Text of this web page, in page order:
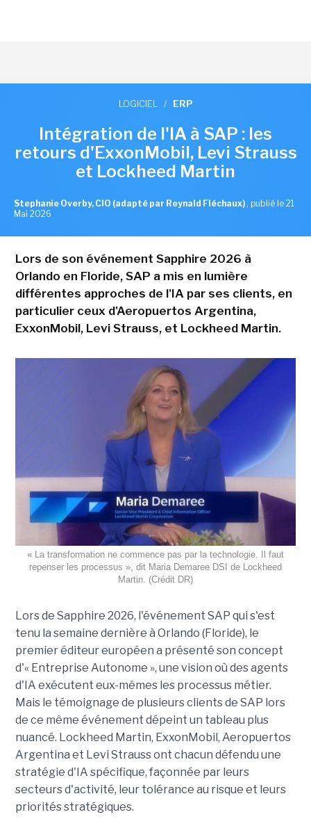
LOGICIEL / ERP
Intégration de l'IA à SAP : les
retours d'ExxonMobil, Levi Strauss
et Lockheed Martin
Stephanie Overby, CIO (adapté par Reynald Fléchaux) , publié le 21
Mai 2026
Lors de son événement Sapphire 2026 à
Orlando en Floride, SAP a mis en lumière
différentes approches de l'IA par ses clients, en
particulier ceux d'Aeropuertos Argentina,
ExxonMobil, Levi Strauss, et Lockheed Martin.
« La transformation ne commence pas par la technologie. Il faut
repenser les processus », dit Maria Demaree DSI de Lockheed
Martin. (Crédit DR)
Lors de Sapphire 2026, l'événement SAP qui s'est
tenu la semaine dernière à Orlando (Floride), le
premier éditeur européen a présenté son concept
d'« Entreprise Autonome », une vision où des agents
d'IA exécutent eux-mêmes les processus métier.
Mais le témoignage de plusieurs clients de SAP lors
de ce même événement dépeint un tableau plus
nuancé. Lockheed Martin, ExxonMobil, Aeropuertos
Argentina et Levi Strauss ont chacun défendu une
stratégie d'IA spécifique, façonnée par leurs
secteurs d'activité, leur tolérance au risque et leurs
priorités stratégiques.